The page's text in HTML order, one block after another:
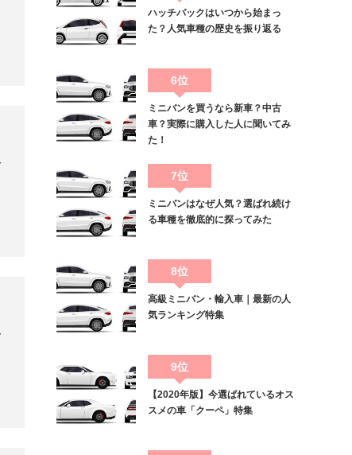
ハッチバックはいつから始まっ
た？人気車種の歴史を振り返る
6位
ミニバンを買うなら新車？中古
車？実際に購入した人に聞いてみ
た！
7位
ミニバンはなぜ人気？選ばれ続け
る車種を徹底的に探ってみた
8位
高級ミニバン・輸入車｜最新の人
気ランキング特集
9位
【2020年版】今選ばれているオス
スメの車「クーペ」特集